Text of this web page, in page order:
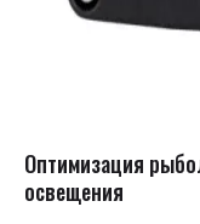
Оптимизация
освещения